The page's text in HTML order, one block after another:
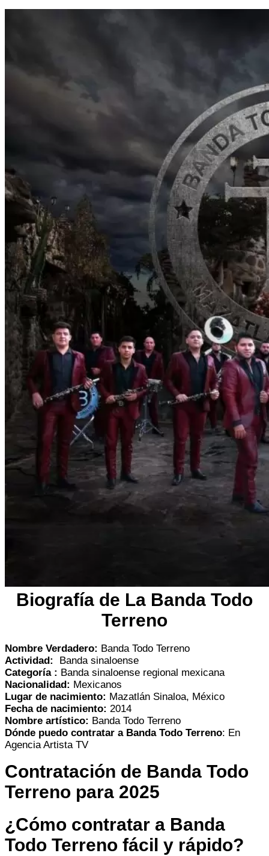
Biografía de La Banda Todo
Terreno
Nombre Verdadero: Banda Todo Terreno
Actividad: Banda sinaloense
Categoría : Banda sinaloense regional mexicana
Nacionalidad: Mexicanos
Lugar de nacimiento: Mazatlán Sinaloa, México
Fecha de nacimiento: 2014
Nombre artístico: Banda Todo Terreno
Dónde puedo contratar a Banda Todo Terreno: En
Agencia Artista TV
Contratación de Banda Todo
Terreno para 2025
¿Cómo contratar a Banda
Todo Terreno fácil y rápido?